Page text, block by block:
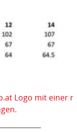
Logo mit einer